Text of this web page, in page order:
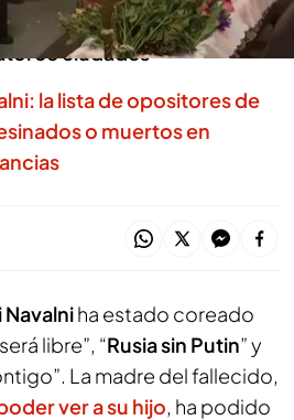
han detenido al menos a
ciudades
la lista de opositores de
o muertos en
Navalniha estado coreado
libre”, “Rusia sin Putin” y
La madre del fallecido,
ver a su hijo, ha podido